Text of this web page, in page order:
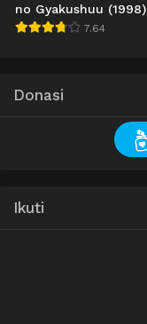
no Gyakushuu (1998)
7.64
Donasi
Ikuti